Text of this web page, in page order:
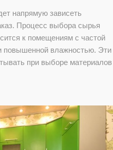
напрямую зависеть
Процесс выбора сырья
к помещениям с частой
повышенной влажностью. Эти
при выборе материалов